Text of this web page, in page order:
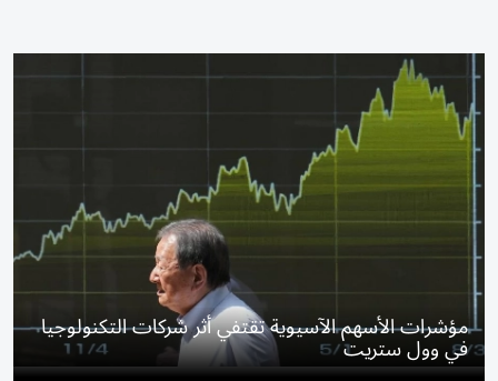
مؤشرات الأسهم الآسيوية تقتفي أثر شركات التكنولوجيا
في وول ستريت